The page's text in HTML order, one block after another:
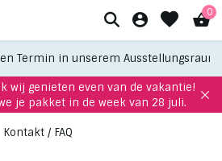
0
Termin in unserem Ausstellungsraum
wij genieten even van de vakantie!
je pakket in de week van 28 juli.
Kontakt / FAQ